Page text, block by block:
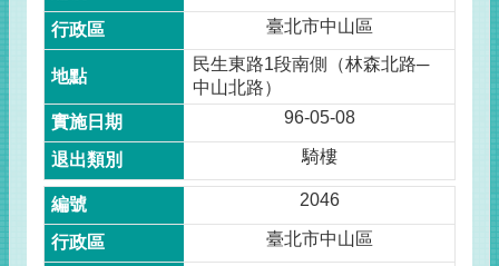
臺北市中山區
民生東路1段南側（林森北路─
中山北路）
96-05-08
騎樓
2046
臺北市中山區